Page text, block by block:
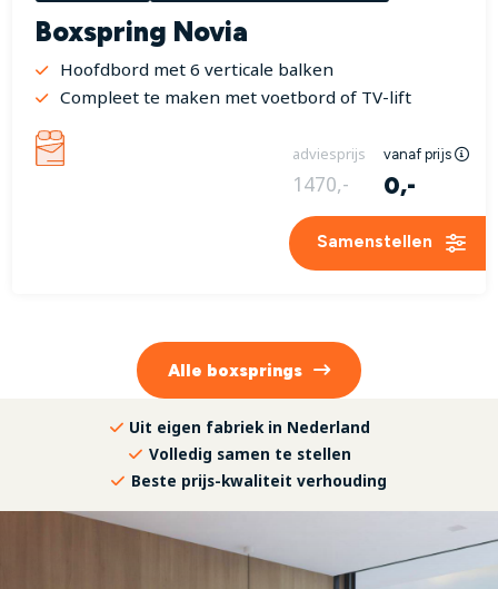
Boxspring Novia
Hoofdbord met 6 verticale balken
Compleet te maken met voetbord of TV-lift
adviesprijs vanaf prijs
1470,- 0,-
Samenstellen
Alle boxsprings
Uit eigen fabriek in Nederland
Volledig samen te stellen
Beste prijs-kwaliteit verhouding